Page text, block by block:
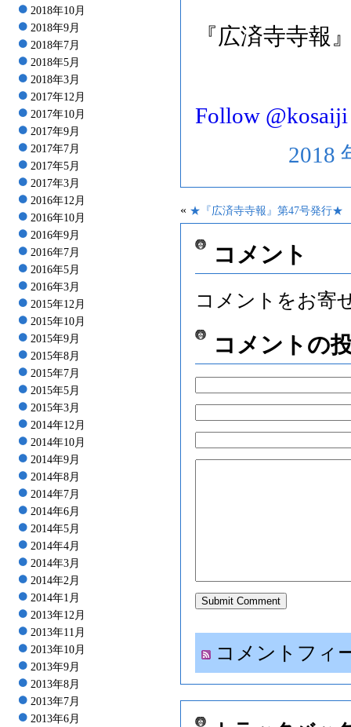
2018年10月
2018年9月
2018年7月
2018年5月
2018年3月
2017年12月
2017年10月
2017年9月
2017年7月
2017年5月
2017年3月
2016年12月
2016年10月
2016年9月
2016年7月
2016年5月
2016年3月
2015年12月
2015年10月
2015年9月
2015年8月
2015年7月
2015年5月
2015年3月
2014年12月
2014年10月
2014年9月
2014年8月
2014年7月
2014年6月
2014年5月
2014年4月
2014年3月
2014年2月
2014年1月
2013年12月
2013年11月
2013年10月
2013年9月
2013年8月
2013年7月
2013年6月
『広済寺寺
Follow @kosaiji
2018
« ★『広済寺寺報』第47号発行★
コメント
コメントをお寄
コメントの
コメントフィ